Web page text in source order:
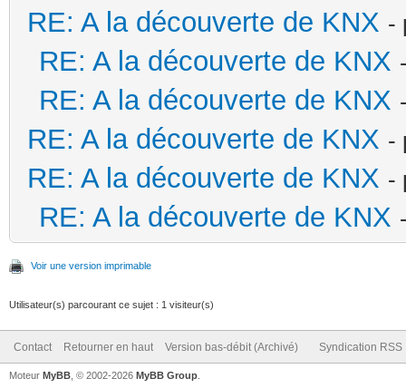
RE: A la découverte de KNX -
RE: A la découverte de KNX
RE: A la découverte de KNX
RE: A la découverte de KNX -
RE: A la découverte de KNX -
RE: A la découverte de KNX
Voir une version imprimable
Utilisateur(s) parcourant ce sujet : 1 visiteur(s)
Contact Retourner en haut Version bas-débit (Archivé) Syndication RSS
Moteur MyBB , © 2002-2026 MyBB Group